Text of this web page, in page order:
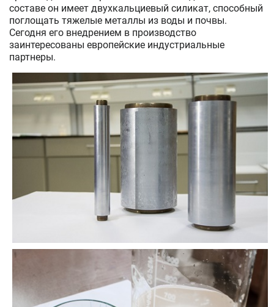
составе он имеет двухкальциевый силикат, способный
поглощать тяжелые металлы из воды и почвы.
Сегодня его внедрением в производство
заинтересованы европейские индустриальные
партнеры.